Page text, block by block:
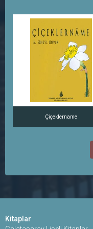
Çiçeklername
Kitaplar